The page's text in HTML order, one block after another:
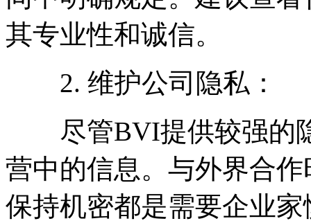
其专业性和诚信。
2. 维护公司隐私：
尽管BVI提供较强的隐
营中的信息。与外界合
保持机密都是需要企业